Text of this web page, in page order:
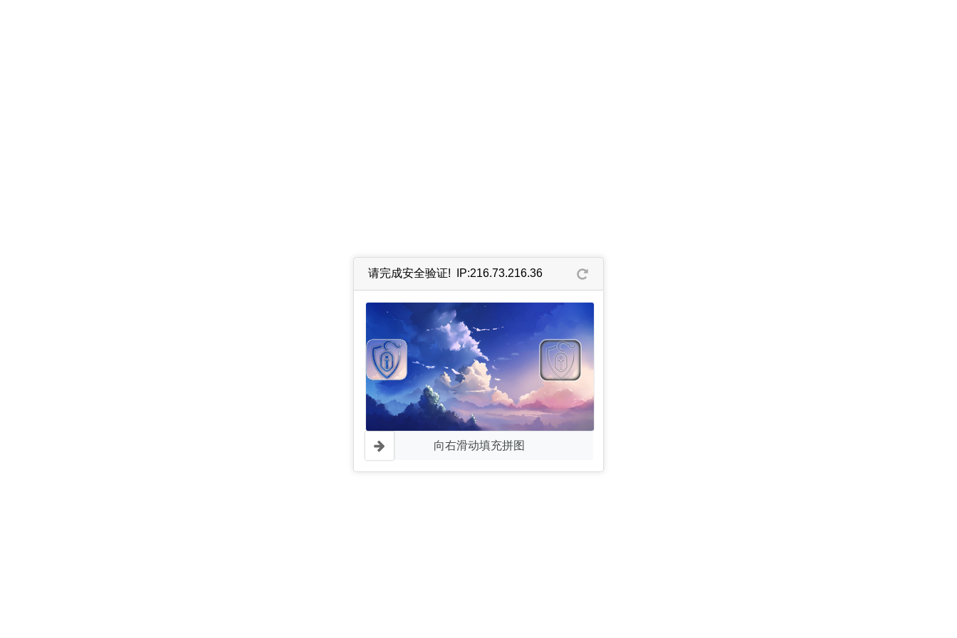
请完成安全验证! IP:216.73.216.36
向右滑动填充拼图